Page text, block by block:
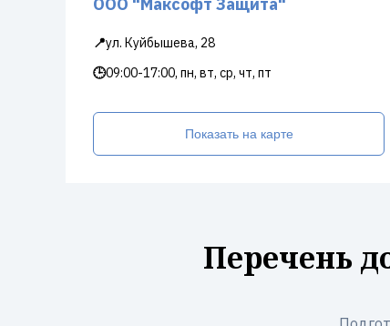
📍ул. Куйбышева, 28
🕒09:00-17:00, пн, вт, ср, чт, пт
Показать на карте
Перечень